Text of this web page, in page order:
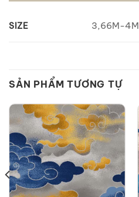
SIZE 3,66M-4M
SẢN PHẨM TƯƠNG TỰ